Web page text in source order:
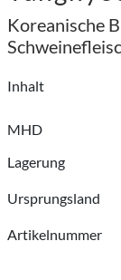
Koreanische
Inhalt
MHD
Lagerung
Ursprungsland
Artikelnummer